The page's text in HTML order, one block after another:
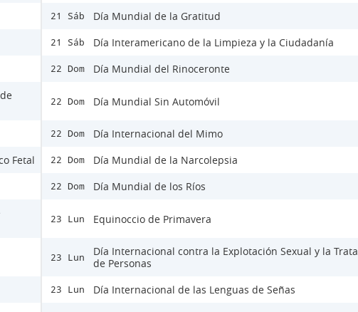
Fetal
21 Sáb Día Mundial de la Gratitud
21 Sáb Día Interamericano de la Limpieza y la Ciudadanía
22 Dom Día Mundial del Rinoceronte
22 Dom Día Mundial Sin Automóvil
22 Dom Día Internacional del Mimo
22 Dom Día Mundial de la Narcolepsia
22 Dom Día Mundial de los Ríos
23 Lun Equinoccio de Primavera
23 Lun
Día Internacional contra la Explotación Sexual y la Trata
de Personas
23 Lun Día Internacional de las Lenguas de Señas